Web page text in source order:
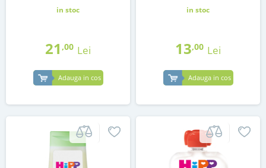
in stoc
21 ,00 Lei
Adauga in cos
in stoc
13,00 Lei
Adauga in cos